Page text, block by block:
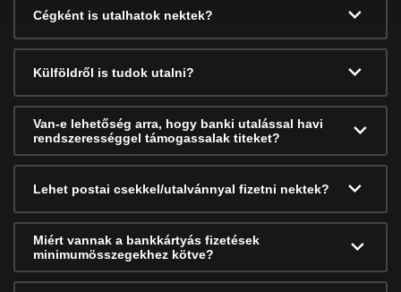
Cégként is utalhatok nektek?
Külföldről is tudok utalni?
Van-e lehetőség arra, hogy banki utalással havi
rendszerességgel támogassalak titeket?
Lehet postai csekkel/utalvánnyal fizetni nektek?
Miért vannak a bankkártyás fizetések
minimumösszegekhez kötve?